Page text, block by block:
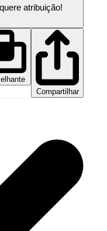
atribuição!
Compartilhar